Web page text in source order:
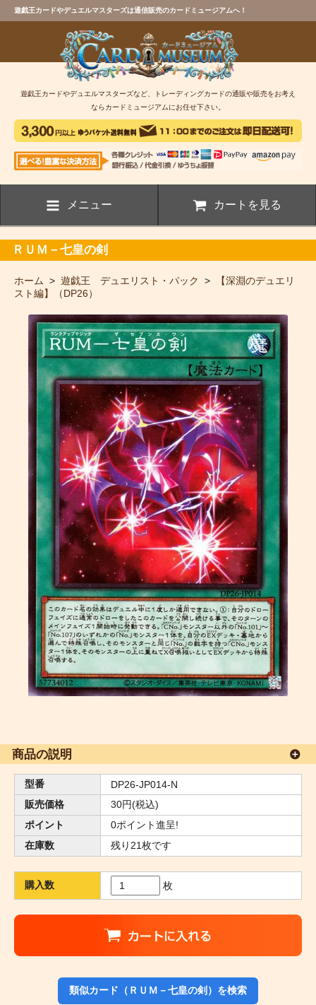
遊戯王カードやデュエルマスターズは通信販売のカードミュージアムへ！
遊戯王カードやデュエルマスターズなど、トレーディングカードの通販や販売をお考え
ならカードミュージアムにお任せ下さい。
メニュー カートを見る
ＲＵＭ－七皇の剣
ホーム > 遊戯王 デュエリスト・パック >
【深淵のデュエリ
スト編】（DP26）
商品の説明
型番
DP26-JP014-N
販売価格
30円(税込)
ポイント
0ポイント進呈!
在庫数
残り21枚です
購入数 枚
類似カード（ＲＵＭ－七皇の剣）を検索